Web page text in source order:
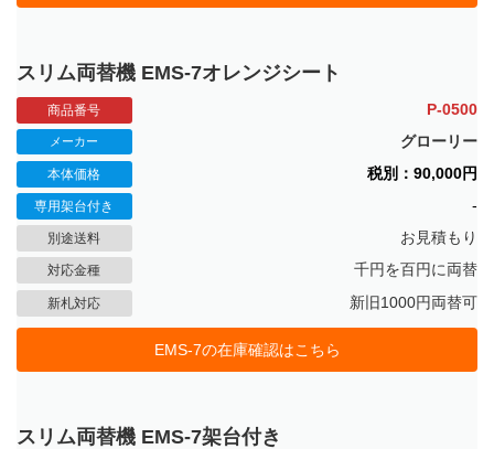
スリム両替機 EMS-7オレンジシート
商品番号 P-0500
メーカー グローリー
本体価格 税別：90,000円
専用架台付き -
別途送料 お見積もり
対応金種 千円を百円に両替
新札対応 新旧1000円両替可
EMS-7の在庫確認はこちら
スリム両替機 EMS-7架台付き